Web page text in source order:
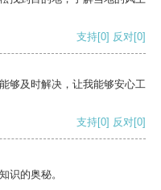
支持[0] 反对[0]
够及时解决，让我能够安心工
支持[0] 反对[0]
识的奥秘。